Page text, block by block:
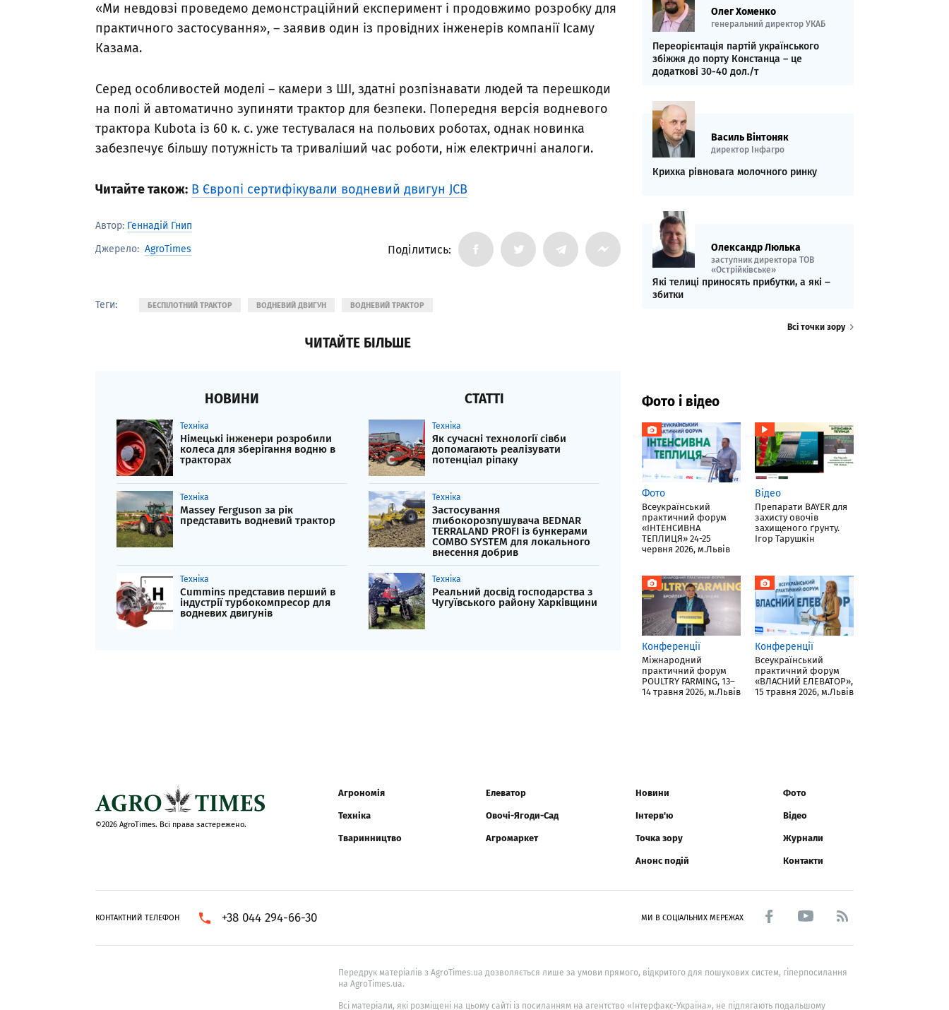
«Ми невдовзі проведемо демонстраційний експеримент і продовжимо розробку для
практичного застосування», – заявив один із провідних інженерів компанії Ісаму
Казама.
Серед особливостей моделі – камери з ШІ, здатні розпізнавати людей та перешкоди
на полі й автоматично зупиняти трактор для безпеки. Попередня версія водневого
трактора Kubota із 60 к. с. уже тестувалася на польових роботах, однак новинка
забезпечує більшу потужність та триваліший час роботи, ніж електричні аналоги.
Читайте також: В Європі сертифікували водневий двигун JCB
Автор: Геннадій Гнип
Джерело: AgroTimes Поділитись:
Теги: БЕСПІЛОТНИЙ ТРАКТОР ВОДНЕВИЙ ДВИГУН ВОДНЕВИЙ ТРАКТОР
ЧИТАЙТЕ БІЛЬШЕ
НОВИНИ
Техніка
Німецькі інженери розробили
колеса для зберігання водню в
тракторах
Техніка
Massey Ferguson за рік
представить водневий трактор
Техніка
Cummins представив перший в
індустрії турбокомпресор для
водневих двигунів
СТАТТІ
Техніка
Як сучасні технології сівби
допомагають реалізувати
потенціал ріпаку
Техніка
Застосування
глибокорозпушувача BEDNAR
TERRALAND PROFI із бункерами
COMBO SYSTEM для локального
внесення добрив
Техніка
Реальний досвід господарства з
Чугуївського району Харківщини
Олег Хоменко
генеральний директор УКАБ
Переорієнтація партій українського
збіжжя до порту Констанца – це
додаткові 30-40 дол./т
Василь Вінтоняк
директор Інфагро
Крихка рівновага молочного ринку
Олександр Люлька
заступник директора ТОВ
«Острійківське»
Які телиці приносять прибутки, а які ‒
збитки
Всі точки зору
Фото і відео
Фото
Всеукраїнський
практичний форум
«ІНТЕНСИВНА
ТЕПЛИЦЯ» 24-25
червня 2026, м.Львів
Відео
Препарати BAYER для
захисту овочів
захищеного ґрунту.
Ігор Тарушкін
Конференції
Міжнародний
практичний форум
POULTRY FARMING, 13–
14 травня 2026, м.Львів
Конференції
Всеукраїнський
практичний форум
«ВЛАСНИЙ ЕЛЕВАТОР»,
15 травня 2026, м.Львів
©2026 AgroTimes. Всі права застережено.
Агрономія
Техніка
Тваринництво
Елеватор
Овочі-Ягоди-Сад
Агромаркет
Новини
Інтерв'ю
Точка зору
Анонс подій
Фото
Відео
Журнали
Контакти
КОНТАКТНИЙ ТЕЛЕФОН +38 044 294-66-30 МИ В СОЦІАЛЬНИХ МЕРЕЖАХ
Передрук матеріалів з AgroTimes.ua дозволяється лише за умови прямого, відкритого для пошукових систем, гіперпосилання
на AgroTimes.ua.
Всі матеріали, які розміщені на цьому сайті із посиланням на агентство «Інтерфакс-Україна», не підлягають подальшому